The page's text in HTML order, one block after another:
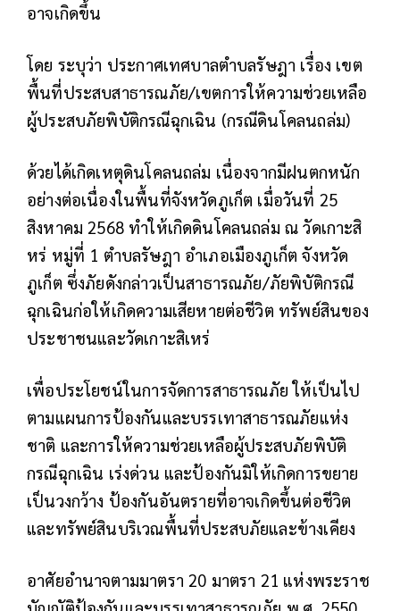
อาจเกิดขึ้น
โดย ระบุว่า ประกาศเทศบาลตำบลรัษฎา เรื่อง เขต
พื้นที่ประสบสาธารณภัย/เขตการให้ความช่วยเหลือ
ผู้ประสบภัยพิบัติกรณีฉุกเฉิน (กรณีดินโคลนถล่ม)
ด้วยได้เกิดเหตุดินโคลนถล่ม เนื่องจากมีฝนตกหนัก
อย่างต่อเนื่องในพื้นที่จังหวัดภูเก็ต เมื่อวันที่ 25
สิงหาคม 2568 ทำให้เกิดดินโคลนถล่ม ณ วัดเกาะสิ
หร่ หมู่ที่ 1 ตำบลรัษฎา อำเภอเมืองภูเก็ต จังหวัด
ภูเก็ต ซึ่งภัยดังกล่าวเป็นสาธารณภัย/ภัยพิบัติกรณี
ฉุกเฉินก่อให้เกิดความเสียหายต่อชีวิต ทรัพย์สินของ
ประชาชนและวัดเกาะสิเหร่
เพื่อประโยชน์ในการจัดการสาธารณภัย ให้เป็นไป
ตามแผนการป้องกันและบรรเทาสาธารณภัยแห่ง
ชาติ และการให้ความช่วยเหลือผู้ประสบภัยพิบัติ
กรณีฉุกเฉิน เร่งด่วน และป้องกันมิให้เกิดการขยาย
เป็นวงกว้าง ป้องกันอันตรายที่อาจเกิดขึ้นต่อชีวิต
และทรัพย์สินบริเวณพื้นที่ประสบภัยและข้างเคียง
อาศัยอำนาจตามมาตรา 20 มาตรา 21 แห่งพระราช